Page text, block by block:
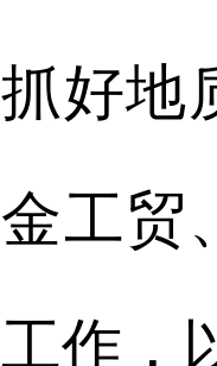
抓好地
金工贸
工作，